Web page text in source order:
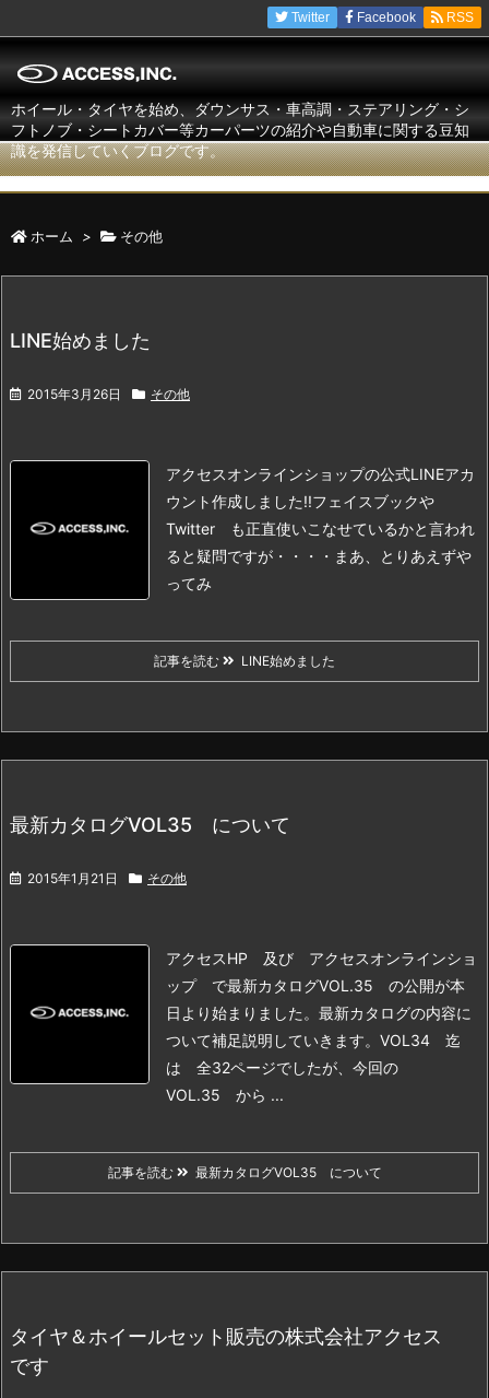
Twitter Facebook RSS
ホイール・タイヤを始め、ダウンサス・車高調・ステアリング・シ
フトノブ・シートカバー等カーパーツの紹介や自動車に関する豆知
識を発信していくブログです。
ホーム > その他
LINE始めました
2015年3月26日 その他
アクセスオンラインショップの公式LINEアカ
ウント作成しました!!フェイスブックや
Twitter も正直使いこなせているかと言われ
ると 疑問ですが・・・・ まあ、とりあえずや
ってみ
記事を読む LINE始めました
最新カタログVOL35 について
2015年1月21日 その他
アクセスHP 及び アクセスオンラインショ
ップ で最新カタログVOL.35 の公開が本
日より始まりました。 最新カタログの内容に
ついて補足説明していきます。 VOL34 迄
は 全32ページでしたが、今回の
VOL.35 から ...
記事を読む 最新カタログVOL35 について
タイヤ＆ホイールセット販売の株式会社アクセス
です